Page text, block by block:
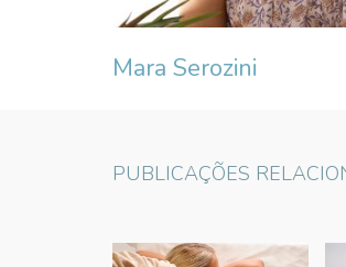
Mara Serozini
PUBLICAÇÕES